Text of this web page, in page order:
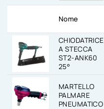
Nome
CHIODATRICE
A STECCA
ST2-ANK60
25°
MARTELLO
PALMARE
PNEUMATICO